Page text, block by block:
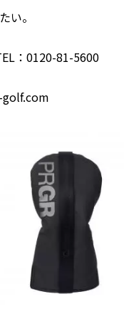
い。
：0120-81-5600